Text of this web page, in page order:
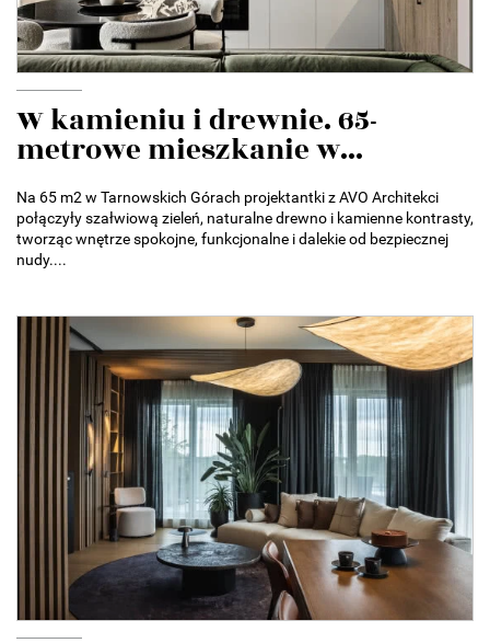
W kamieniu i drewnie. 65-
metrowe mieszkanie w...
Na 65 m2 w Tarnowskich Górach projektantki z AVO Architekci
połączyły szałwiową zieleń, naturalne drewno i kamienne kontrasty,
tworząc wnętrze spokojne, funkcjonalne i dalekie od bezpiecznej
nudy....